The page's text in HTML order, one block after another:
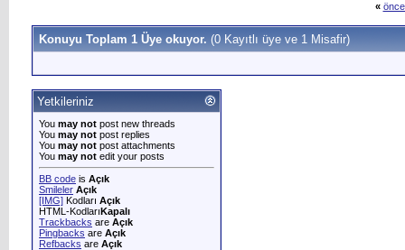
«
Konuyu Toplam 1 Üye okuyor. (0 Kayıtlı üye ve 1 Misafir)
Yetkileriniz
You may not post new threads
You may not post replies
You may not post attachments
You may not edit your posts
BB code is Açık
Smileler Açık
[IMG] Kodları Açık
HTML-KodlarıKapalı
Trackbacks are Açık
Pingbacks are Açık
Refbacks are Açık